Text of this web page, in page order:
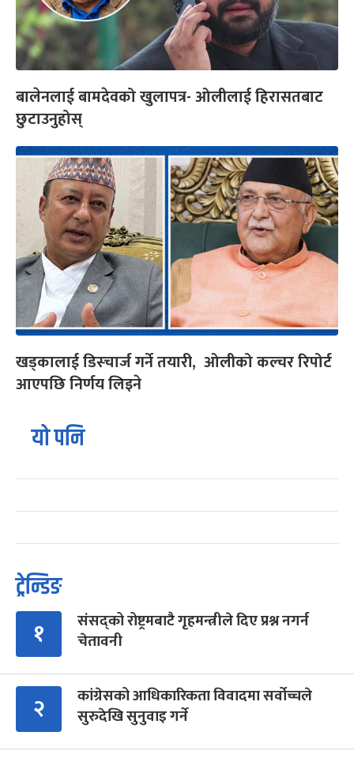
बालेनलाई बामदेवको खुलापत्र- ओलीलाई हिरासतबाट
छुटाउनुहोस्
खड्कालाई डिस्चार्ज गर्ने तयारी, ओलीको कल्चर रिपोर्ट
आएपछि निर्णय लिइने
यो पनि
ट्रेन्डिङ
१
संसद्को रोष्ट्रमबाटै गृहमन्त्रीले दिए प्रश्न नगर्न
चेतावनी
२
कांग्रेसको आधिकारिकता विवादमा सर्वोच्चले
सुरुदेखि सुनुवाइ गर्ने